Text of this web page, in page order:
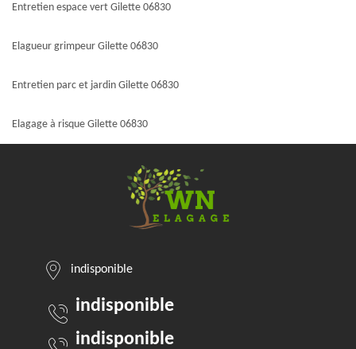
Entretien espace vert Gilette 06830
Elagueur grimpeur Gilette 06830
Entretien parc et jardin Gilette 06830
Elagage à risque Gilette 06830
indisponible
indisponible
indisponible